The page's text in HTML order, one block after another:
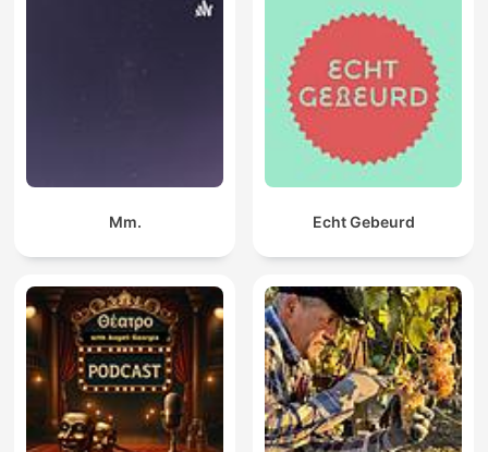
Mm. Echt Gebeurd